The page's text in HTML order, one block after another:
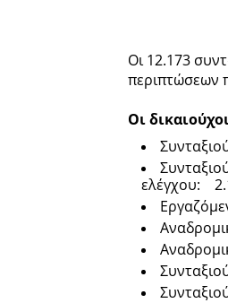
Οι 12.173
περιπτώσεων
Οι
ελέγχου: